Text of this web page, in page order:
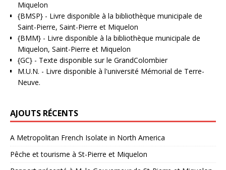
Miquelon
{BMSP} - Livre disponible à la bibliothèque municipale de
Saint-Pierre, Saint-Pierre et Miquelon
{BMM} - Livre disponible à la bibliothèque municipale de
Miquelon, Saint-Pierre et Miquelon
{GC} - Texte disponible sur le GrandColombier
M.U.N. - Livre disponible à l'université Mémorial de Terre-
Neuve.
AJOUTS RÉCENTS
A Metropolitan French Isolate in North America
Pêche et tourisme à St-Pierre et Miquelon